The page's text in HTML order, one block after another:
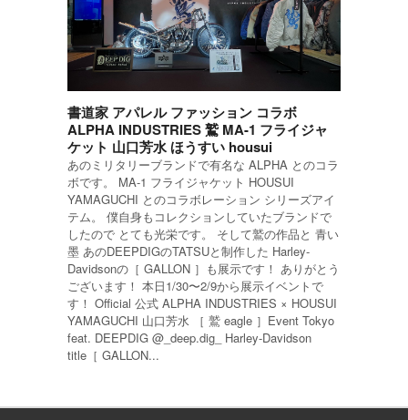
書道家 アパレル ファッション コラボ
ALPHA INDUSTRIES 鷲 MA-1 フライジャ
ケット 山口芳水 ほうすい housui
あのミリタリーブランドで有名な ALPHA とのコラ
ボです。 MA-1 フライジャケット HOUSUI
YAMAGUCHI とのコラボレーション シリーズアイ
テム。 僕自身もコレクションしていたブランドで
したので とても光栄です。 そして鷲の作品と 青い
墨 あのDEEPDIGのTATSUと制作した Harley-
Davidsonの［ GALLON ］も展示です！ ありがとう
ございます！ 本日1/30〜2/9から展示イベントで
す！ Official 公式 ALPHA INDUSTRIES × HOUSUI
YAMAGUCHI 山口芳水 ［ 鷲 eagle ］Event Tokyo
feat. DEEPDIG @_deep.dig_ Harley-Davidson
title［ GALLON...